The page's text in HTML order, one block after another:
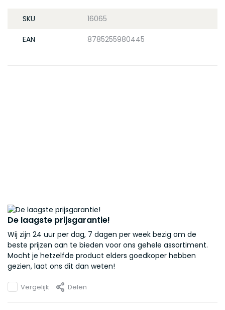
SKU 16065
EAN 8785255980445
De laagste prijsgarantie!
Wij zijn 24 uur per dag, 7 dagen per week bezig om de
beste prijzen aan te bieden voor ons gehele assortiment.
Mocht je hetzelfde product elders goedkoper hebben
gezien, laat ons dit dan weten!
Vergelijk Delen